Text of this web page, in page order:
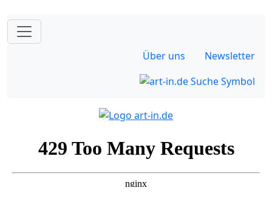
Über uns Newsletter